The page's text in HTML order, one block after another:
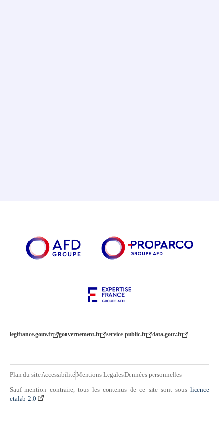
legifrance.gouv.fr gouvernement.fr service-public.fr data.gouv.fr
Plan du siteAccessibilitéMentions LégalesDonnées personnelles
Sauf mention contraire, tous les contenus de ce site sont sous licence
etalab-2.0